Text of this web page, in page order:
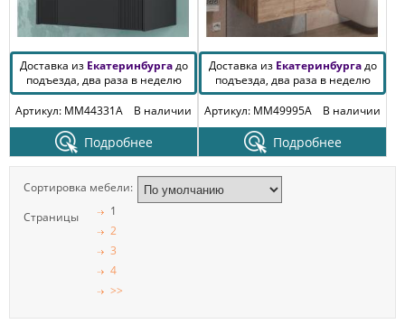
Доставка из Екатеринбургадо
подъезда, два раза в неделю
Артикул: MM44331A
В наличии
Подробнее
Доставка из Екатеринбургадо
подъезда, два раза в неделю
Артикул: MM49995A
В наличии
Подробнее
Сортировка мебели:
Страницы
1
2
3
4
>>